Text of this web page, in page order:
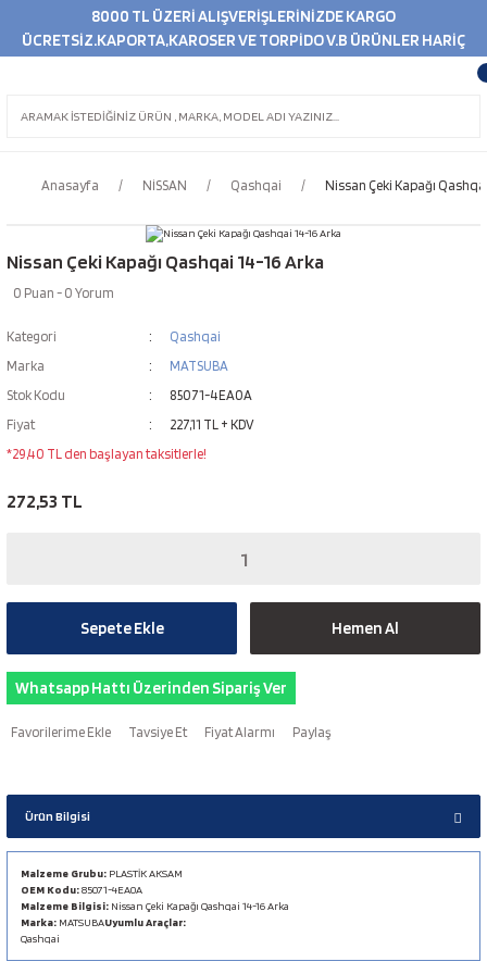
8000 TL ÜZERİ ALIŞVERİŞLERİNİZDE KARGO
ÜCRETSİZ.KAPORTA,KAROSER VE TORPİDO V.B ÜRÜNLER HARİÇ
Anasayfa NİSSAN Qashqai Nissan Çeki Kapağı
Nissan Çeki Kapağı Qashqai 14-16 Arka
0 Puan - 0 Yorum
Kategori
Qashqai
Marka
MATSUBA
Stok Kodu
85071-4EA0A
Fiyat
227,11 TL + KDV
*29,40 TL den başlayan taksitlerle!
272,53 TL
Sepete Ekle Hemen Al
Whatsapp Hattı Üzerinden Sipariş Ver
Tavsiye Et Fiyat Alarmı Paylaş
Ürün Bilgisi
Malzeme Grubu: PLASTİK AKSAM
OEM Kodu:85071-4EA0A
Malzeme Bilgisi: Nissan Çeki Kapağı Qashqai 14-16 Arka
Marka: MATSUBAUyumlu Araçlar:
Qashqai